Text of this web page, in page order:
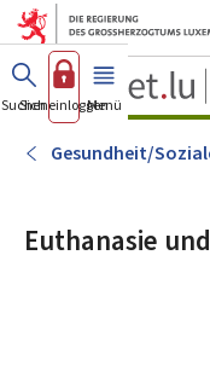
Suchen
Sich einloggen
Menü Haupt-
Gesundheit/
Euthanasie